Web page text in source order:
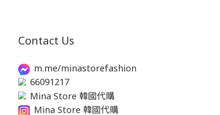
Contact Us
m.me/minastorefashion
66091217
Mina Store 韓國代購
Mina Store 韓國代購